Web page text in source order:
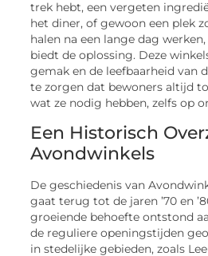
trek hebt, een vergeten
het diner, of gewoon een plek
halen na een lange dag
biedt de oplossing. Deze
gemak en de leefbaarheid van
te zorgen dat bewoners altijd
wat ze nodig hebben, zelfs op
Een Historisch
Avondwinkels
De geschiedenis van
gaat terug tot de jaren ’70 en
groeiende behoefte ontstond
de reguliere openingstijden
in stedelijke gebieden, zoals